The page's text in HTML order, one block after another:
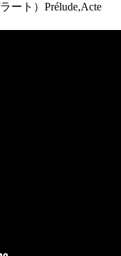
ート）Prélude,Acte